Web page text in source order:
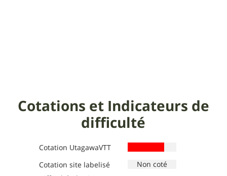
Cotations et Indicateurs de
difficulté
Cotation UtagawaVTT
Cotation site labelisé